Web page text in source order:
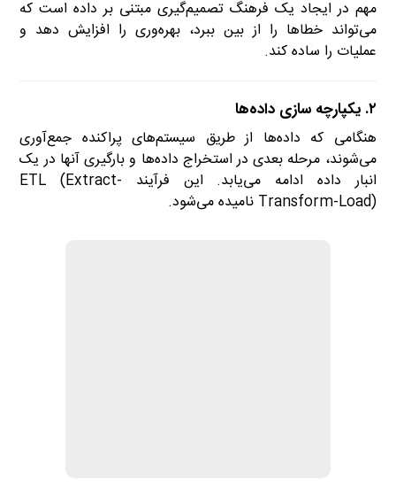
مهم در ایجاد یک فرهنگ تصمیم‌گیری مبتنی بر داده است که
می‌تواند خطاها را از بین ببرد، بهره‌وری را افزایش دهد و
عملیات را ساده کند.
۲. یکپارچه سازی داده‌ها
هنگامی که داده‌ها از طریق سیستم‌های پراکنده جمع‌آوری
می‌شوند، مرحله بعدی در استخراج داده‌ها و بارگیری آنها در یک
انبار داده ادامه می‌یابد. این فرآیند ETL (Extract-
Transform-Load) نامیده می‌شود.